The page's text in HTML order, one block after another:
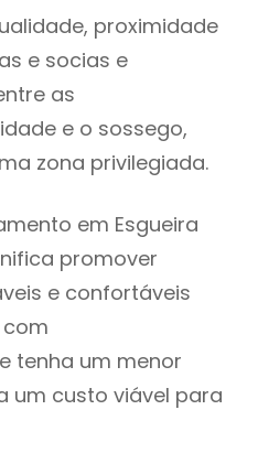
proximidade
e socias e
as
e o sossego,
zona privilegiada.
em Esgueira
promover
e confortáveis
tenha um menor
um custo viável para